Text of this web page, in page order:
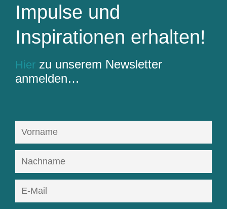
Impulse und
Inspirationen erhalten!
Hier zu unserem Newsletter
anmelden…